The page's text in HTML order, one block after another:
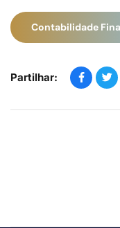
Contabilidade
Partilhar: